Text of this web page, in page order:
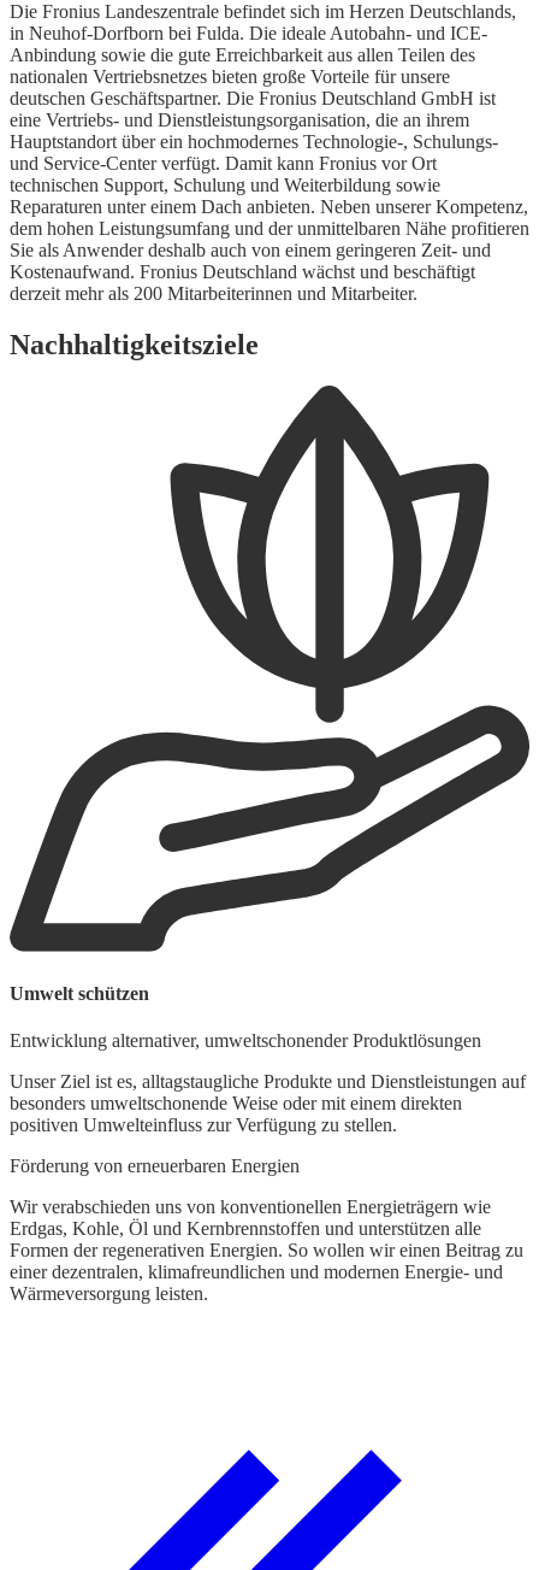
Die Fronius Landeszentrale befindet sich im Herzen Deutschlands,
in Neuhof-Dorfborn bei Fulda. Die ideale Autobahn- und ICE-
Anbindung sowie die gute Erreichbarkeit aus allen Teilen des
nationalen Vertriebsnetzes bieten große Vorteile für unsere
deutschen Geschäftspartner. Die Fronius Deutschland GmbH ist
eine Vertriebs- und Dienstleistungsorganisation, die an ihrem
Hauptstandort über ein hochmodernes Technologie-, Schulungs-
und Service-Center verfügt. Damit kann Fronius vor Ort
technischen Support, Schulung und Weiterbildung sowie
Reparaturen unter einem Dach anbieten. Neben unserer Kompetenz,
dem hohen Leistungsumfang und der unmittelbaren Nähe profitieren
Sie als Anwender deshalb auch von einem geringeren Zeit- und
Kostenaufwand. Fronius Deutschland wächst und beschäftigt
derzeit mehr als 200 Mitarbeiterinnen und Mitarbeiter.
Nachhaltigkeitsziele
Umwelt schützen
Entwicklung alternativer, umweltschonender Produktlösungen
Unser Ziel ist es, alltagstaugliche Produkte und Dienstleistungen auf
besonders umweltschonende Weise oder mit einem direkten
positiven Umwelteinfluss zur Verfügung zu stellen.
Förderung von erneuerbaren Energien
Wir verabschieden uns von konventionellen Energieträgern wie
Erdgas, Kohle, Öl und Kernbrennstoffen und unterstützen alle
Formen der regenerativen Energien. So wollen wir einen Beitrag zu
einer dezentralen, klimafreundlichen und modernen Energie- und
Wärmeversorgung leisten.